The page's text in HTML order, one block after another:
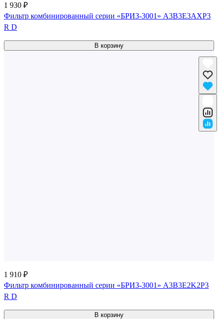
1 930 ₽
Фильтр комбинированный серии «БРИЗ-3001» A3B3E3AXP3
R D
В корзину
1 910 ₽
Фильтр комбинированный серии «БРИЗ-3001» A3B3E2K2P3
R D
В корзину